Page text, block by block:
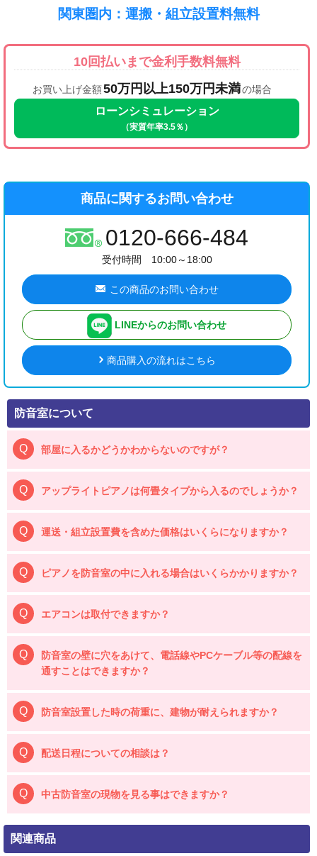
関東圏内：運搬・組立設置料無料
10回払いまで金利手数料無料
お買い上げ金額50万円以上150万円未満の場合
ローンシミュレーション
（実質年率3.5％）
商品に関するお問い合わせ
0120-666-484
受付時間 10:00～18:00
この商品のお問い合わせ
LINEからのお問い合わせ
商品購入の流れはこちら
防音室について
部屋に入るかどうかわからないのですが？
アップライトピアノは何畳タイプから入るのでしょうか？
運送・組立設置費を含めた価格はいくらになりますか？
ピアノを防音室の中に入れる場合はいくらかかりますか？
エアコンは取付できますか？
防音室の壁に穴をあけて、電話線やPCケーブル等の配線を
通すことはできますか？
防音室設置した時の荷重に、建物が耐えられますか？
配送日程についての相談は？
中古防音室の現物を見る事はできますか？
関連商品